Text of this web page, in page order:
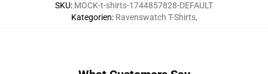
SKU: MOCK-t-shirts-1744857828-DEFAULT
Kategorien: Ravenswatch T-Shirts,